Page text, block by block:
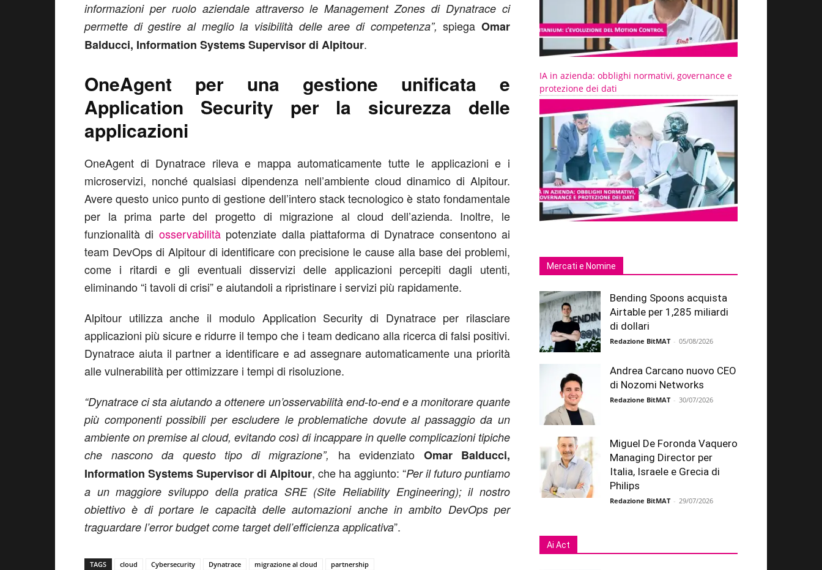
informazioni per ruolo aziendale attraverso le Management Zones di Dynatrace ci
permette di gestire al meglio la visibilità delle aree di competenza”,spiegaOmar
Balducci, Information Systems Supervisor di Alpitour.
OneAgent per una gestione unificata e
Application Security per la sicurezza delle
applicazioni
OneAgent di Dynatrace rileva e mappa automaticamente tutte le applicazioni e i
microservizi, nonché qualsiasi dipendenza nell’ambiente cloud dinamico di Alpitour.
Avere questo unico punto di gestione dell’intero stack tecnologico è stato fondamentale
per la prima parte del progetto di migrazione al cloud dell’azienda. Inoltre, le
funzionalità di osservabilitàpotenziate dalla piattaforma di Dynatrace consentono ai
team DevOps di Alpitour di identificare con precisione le cause alla base dei problemi,
come i ritardi e gli eventuali disservizi delle applicazioni percepiti dagli utenti,
eliminando “i tavoli di crisi” e aiutandoli a ripristinare i servizi più rapidamente.
Alpitour utilizza anche il modulo Application Security di Dynatrace per rilasciare
applicazioni più sicure e ridurre il tempo che i team dedicano alla ricerca di falsi positivi.
Dynatrace aiuta il partner a identificare e ad assegnare automaticamente una priorità
alle vulnerabilità per ottimizzare i tempi di risoluzione.
“Dynatrace ci sta aiutando a ottenere un’osservabilità end-to-end e a monitorare quante
più componenti possibili per escludere le problematiche dovute al passaggio da un
ambiente on premise al cloud, evitando così di incappare in quelle complicazioni tipiche
che nascono da questo tipo di migrazione”, ha evidenziato Omar Balducci,
Information Systems Supervisor di Alpitour, che ha aggiunto: “Per il futuro puntiamo
a un maggiore sviluppo della pratica SRE (Site Reliability Engineering); il nostro
obiettivo è di portare le capacità delle automazioni anche in ambito DevOps per
traguardare l’error budget come target dell’efficienza applicativa”.
TAGS cloud Cybersecurity Dynatrace migrazione al cloud partnership
IA in azienda: obblighi normativi, governance e
protezione dei dati
Mercati e Nomine
Bending Spoons acquista
Airtable per 1,285 miliardi
di dollari
Redazione BitMAT - 05/08/2026
Andrea Carcano nuovo CEO
di Nozomi Networks
Redazione BitMAT - 30/07/2026
Miguel De Foronda Vaquero
Managing Director per
Italia, Israele e Grecia di
Philips
Redazione BitMAT - 29/07/2026
Ai Act